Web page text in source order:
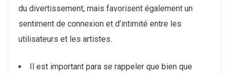
du divertissement, mais favorisent également un
sentiment de connexion et d’intimité entre les
utilisateurs et les artistes.
Il est important para se rappeler que bien que